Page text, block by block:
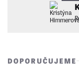
DOPORUČUJEME